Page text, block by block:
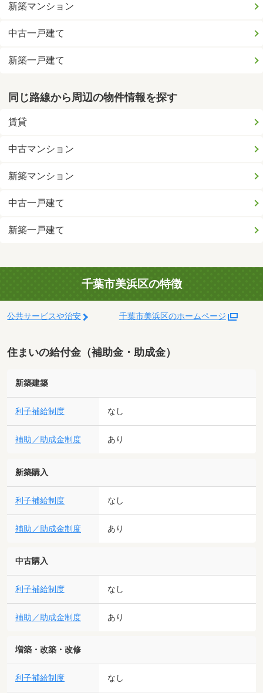
新築マンション
中古一戸建て
新築一戸建て
同じ路線から周辺の物件情報を探す
賃貸
中古マンション
新築マンション
中古一戸建て
新築一戸建て
千葉市美浜区の特徴
公共サービスや治安 千葉市美浜区のホームページ
住まいの給付金（補助金・助成金）
新築建築
利子補給制度 なし
補助／助成金制度 あり
新築購入
利子補給制度 なし
補助／助成金制度 あり
中古購入
利子補給制度 なし
補助／助成金制度 あり
増築・改築・改修
利子補給制度 なし